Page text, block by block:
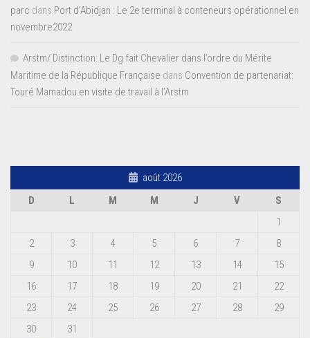
parc dans Port d’Abidjan : Le 2e terminal à conteneurs opérationnel en
novembre2022
Arstm/ Distinction: Le Dg fait Chevalier dans l’ordre du Mérite
Maritime de la République Française dans Convention de partenariat:
Touré Mamadou en visite de travail à l’Arstm
août 2026
D
L M M J V
S
1
2
3 4 5 6 7
8
9
10 11 12 13 14
15
16
17 18 19 20 21
22
23
24 25 26 27 28
29
30
31